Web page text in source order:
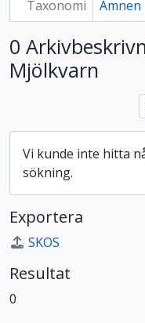
Taxonomi Ämnen
0
Mjölkvarn
Vi kunde inte hitta
sökning.
Exportera
SKOS
Resultat
0